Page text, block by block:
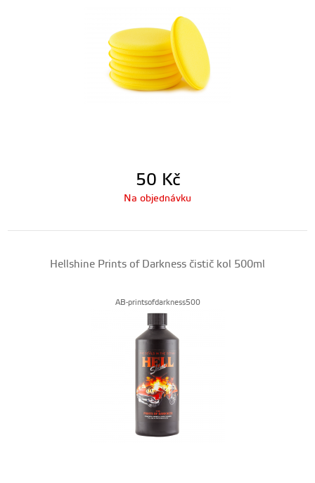
50 Kč
Na objednávku
Hellshine Prints of Darkness čistič kol 500ml
AB-printsofdarkness500